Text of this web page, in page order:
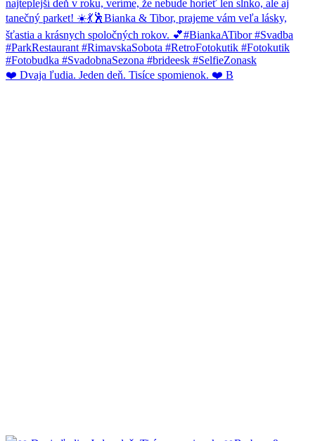
❤️ Dvaja ľudia. Jeden deň. Tisíce spomienok. ❤️ B